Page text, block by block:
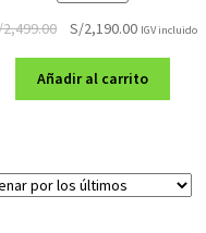
2,499.00
original
era:
S/2,190.00El
actual
es:
IGV incluido
Añadir al carrito